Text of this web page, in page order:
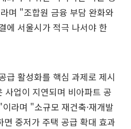
며 "조합원 금융 부담 완화와
에 서울시가 적극 나서야 한
급 활성화를 핵심 과제로 제시
사업이 지연되며 비아파트 공
라며 "소규모 재건축·재개발
면 중저가 주택 공급 확대 효과